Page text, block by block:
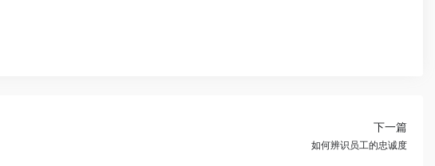
下一篇
如何辨识员工的忠诚度